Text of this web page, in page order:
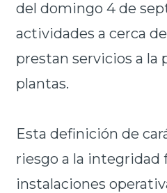
del domingo 4 de
actividades a cerca
prestan servicios a la
plantas.
Esta definición de
riesgo a la integridad
instalaciones